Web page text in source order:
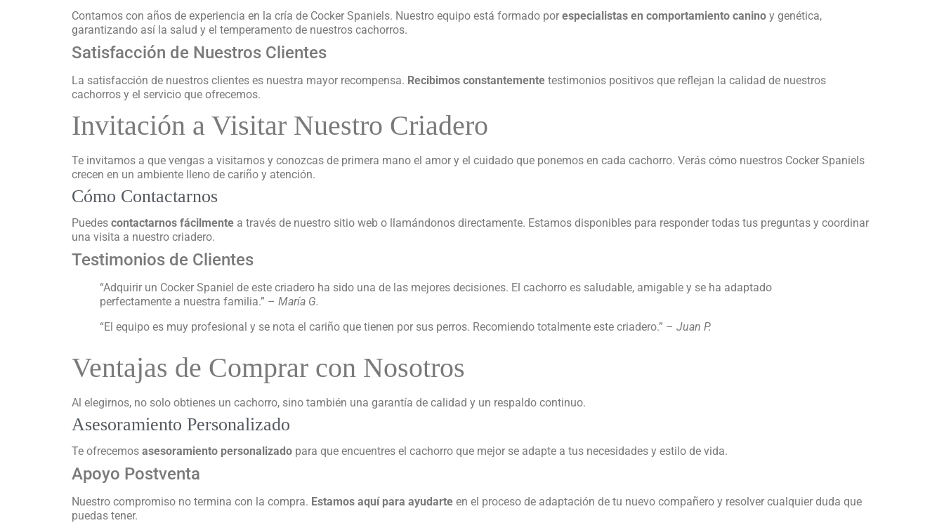
Contamos con años de experiencia en la cría de Cocker Spaniels. Nuestro equipo está formado por especialistas en comportamiento canino y genética,
garantizando así la salud y el temperamento de nuestros cachorros.
Satisfacción de Nuestros Clientes
La satisfacción de nuestros clientes es nuestra mayor recompensa. Recibimos constantemente testimonios positivos que reflejan la calidad de nuestros
cachorros y el servicio que ofrecemos.
Invitación a Visitar Nuestro Criadero
Te invitamos a que vengas a visitarnos y conozcas de primera mano el amor y el cuidado que ponemos en cada cachorro. Verás cómo nuestros Cocker Spaniels
crecen en un ambiente lleno de cariño y atención.
Cómo Contactarnos
Puedes contactarnos fácilmente a través de nuestro sitio web o llamándonos directamente. Estamos disponibles para responder todas tus preguntas y coordinar
una visita a nuestro criadero.
Testimonios de Clientes
“Adquirir un Cocker Spaniel de este criadero ha sido una de las mejores decisiones. El cachorro es saludable, amigable y se ha adaptado
perfectamente a nuestra familia.” – María G.
“El equipo es muy profesional y se nota el cariño que tienen por sus perros. Recomiendo totalmente este criadero.” – Juan P.
Ventajas de Comprar con Nosotros
Al elegirnos, no solo obtienes un cachorro, sino también una garantía de calidad y un respaldo continuo.
Asesoramiento Personalizado
Te ofrecemos asesoramiento personalizado para que encuentres el cachorro que mejor se adapte a tus necesidades y estilo de vida.
Apoyo Postventa
Nuestro compromiso no termina con la compra. Estamos aquí para ayudarte en el proceso de adaptación de tu nuevo compañero y resolver cualquier duda que
puedas tener.